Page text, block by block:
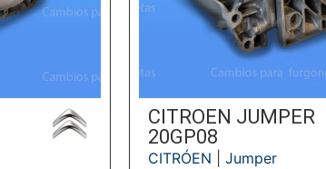
CITROEN JUMPER
20GP08
CITRÓEN |Jumper